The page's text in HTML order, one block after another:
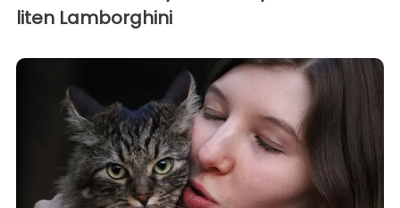
liten Lamborghini